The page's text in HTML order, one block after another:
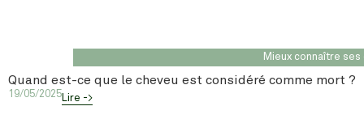
Mieux connaître ses
Quand est-ce que le cheveu est considéré comme mort ?
19/05/2025Lire ->